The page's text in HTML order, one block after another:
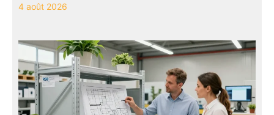
4 août 2026